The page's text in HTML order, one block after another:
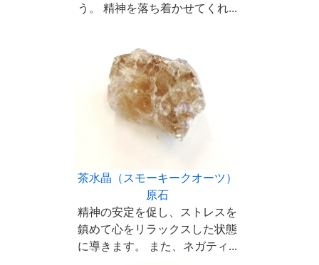
う。 精神を落ち着かせてくれ...
茶水晶（スモーキークオーツ）
原石
精神の安定を促し、ストレスを
鎮めて心をリラックスした状態
に導きます。 また、ネガティ...